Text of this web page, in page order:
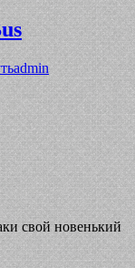
admin
свой новенький